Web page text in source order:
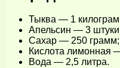
Тыква — 1
Апельсин — 3
Сахар — 250 грамм;
Кислота лимонная
Вода — 2,5 литра.